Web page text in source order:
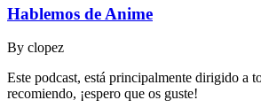
Hablemos de Anime
By clopez
Este podcast, está principalmente dirigido a
recomiendo, ¡espero que os guste!